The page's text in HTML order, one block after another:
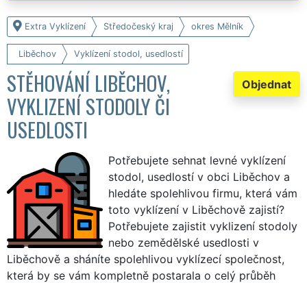
Extra Vyklízení Středočeský kraj okres Mělník
Liběchov Vyklízení stodol, usedlostí
Objednat
STĚHOVÁNÍ LIBĚCHOV,
VYKLIZENÍ STODOLY ČI
USEDLOSTI
Potřebujete sehnat levné vyklízení
stodol, usedlostí v obci Liběchov a
hledáte spolehlivou firmu, která vám
toto vyklízení v Liběchově zajistí?
Potřebujete zajistit vyklizení stodoly
nebo zemědělské usedlosti v
Liběchově a sháníte spolehlivou vyklízecí společnost,
která by se vám kompletně postarala o celý průběh